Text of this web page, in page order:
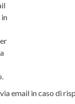
in
email in caso di